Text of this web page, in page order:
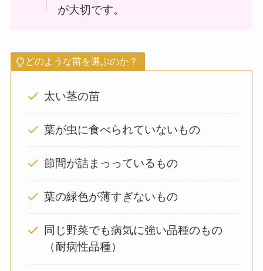
が大切です。
どのような苗を選ぶのか？
太い茎の苗
葉が虫に食べられていないもの
節間が詰まっっているもの
葉の緑色が薄すぎないもの
同じ野菜でも病気に強い品種のもの
（耐病性品種）